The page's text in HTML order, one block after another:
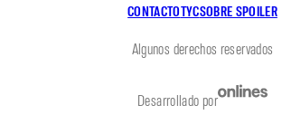
CONTACTOTYCSOBRE SPOILER
Algunos derechos reservados
Desarrollado por